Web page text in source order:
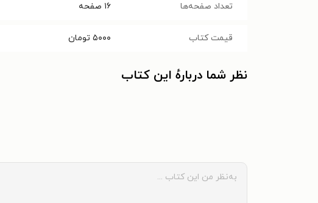
تعداد صفحه‌ها ۱۶ صفحه
قیمت کتاب ۵۰۰۰ تومان
نظر شما دربارهٔ این کتاب